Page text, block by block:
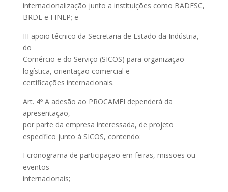
internacionalização junto a instituições como BADESC,
BRDE e FINEP; e
III apoio técnico da Secretaria de Estado da Indústria,
do
Comércio e do Serviço (SICOS) para organização
logística, orientação comercial e
certificações internacionais.
Art. 4º A adesão ao PROCAMFI dependerá da
apresentação,
por parte da empresa interessada, de projeto
específico junto à SICOS, contendo:
I cronograma de participação em feiras, missões ou
eventos
internacionais;